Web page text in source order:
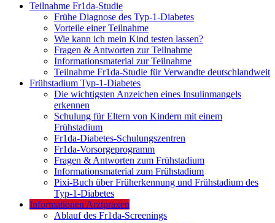
Teilnahme Fr1da-Studie
Frühe Diagnose des Typ-1-Diabetes
Vorteile einer Teilnahme
Wie kann ich mein Kind testen lassen?
Fragen & Antworten zur Teilnahme
Informationsmaterial zur Teilnahme
Teilnahme Fr1da-Studie für Verwandte deutschlandweit
Frühstadium Typ-1-Diabetes
Die wichtigsten Anzeichen eines Insulinmangels
erkennen
Schulung für Eltern von Kindern mit einem
Frühstadium
Fr1da-Diabetes-Schulungszentren
Fr1da-Vorsorgeprogramm
Fragen & Antworten zum Frühstadium
Informationsmaterial zum Frühstadium
Pixi-Buch über Früherkennung und Frühstadium des
Typ-1-Diabetes
Informationen Arztpraxen
Ablauf des Fr1da-Screenings